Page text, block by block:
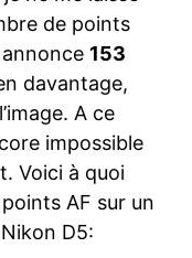
de points
annonce 153
davantage,
A ce
impossible
Voici à quoi
AF sur un
D5: